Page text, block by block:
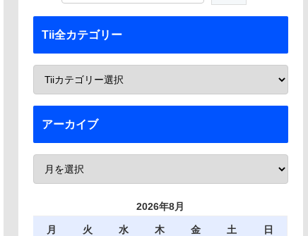
Tii全カテゴリー
アーカイブ
2026年8月
月 火 水 木 金 土
日